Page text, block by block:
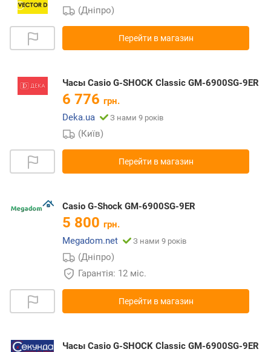
(Дніпро)
Перейти в магазин
Часы Casio G-SHOCK Classic GM-6900SG-9ER
6 776 грн.
Deka.ua
З нами 9 років
(Київ)
Перейти в магазин
Casio G-Shock GM-6900SG-9ER
5 800 грн.
Megadom.net
З нами 9 років
(Дніпро)
Гарантія: 12 міс.
Перейти в магазин
Часы Casio G-SHOCK Classic GM-6900SG-9ER